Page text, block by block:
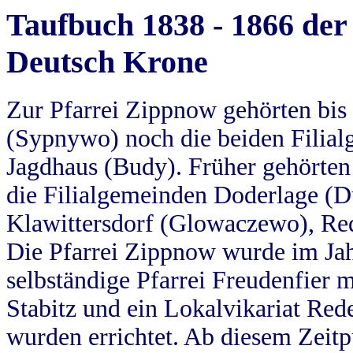
Taufbuch 1838 - 1866
Deutsch Krone
Zur Pfarrei Zippnow gehörten
(Sypnywo) noch die beiden
Jagdhaus (Budy). Früher
die Filialgemeinden Doderlage
Klawittersdorf (Glowaczewo),
Die Pfarrei Zippnow wurde im
selbständige Pfarrei Freudenfier
Stabitz und ein Lokalvikariat
wurden errichtet. Ab diesem